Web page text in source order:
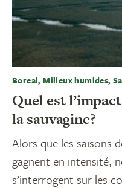
Boreal, Milieux humides,
Quel est
la sauvagine?
Alors que les saisons
gagnent en intensité,
s’interrogent sur les